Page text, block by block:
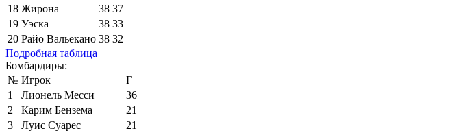
18 Жирона 38 37
19 Уэска 38 33
20 Райо Вальекано 38 32
Подробная таблица
Бомбардиры:
№ Игрок
Г
1
Лионель Месси
36
2
Карим Бензема
21
3
Луис Суарес
21